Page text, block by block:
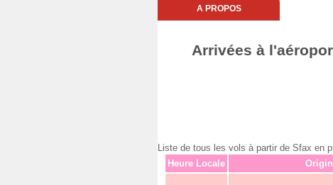
A PROPOS
Arrivées à
Liste de tous les vols à partir de Sfax en
Heure Locale